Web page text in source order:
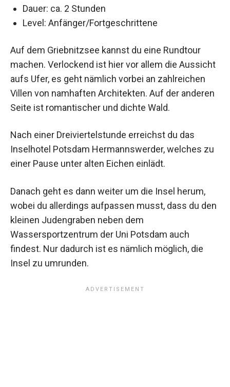
Dauer: ca. 2 Stunden
Level: Anfänger/Fortgeschrittene
Auf dem Griebnitzsee kannst du eine Rundtour
machen. Verlockend ist hier vor allem die Aussicht
aufs Ufer, es geht nämlich vorbei an zahlreichen
Villen von namhaften Architekten. Auf der anderen
Seite ist romantischer und dichte Wald.
Nach einer Dreiviertelstunde erreichst du das
Inselhotel Potsdam Hermannswerder, welches zu
einer Pause unter alten Eichen einlädt.
Danach geht es dann weiter um die Insel herum,
wobei du allerdings aufpassen musst, dass du den
kleinen Judengraben neben dem
Wassersportzentrum der Uni Potsdam auch
findest. Nur dadurch ist es nämlich möglich, die
Insel zu umrunden.